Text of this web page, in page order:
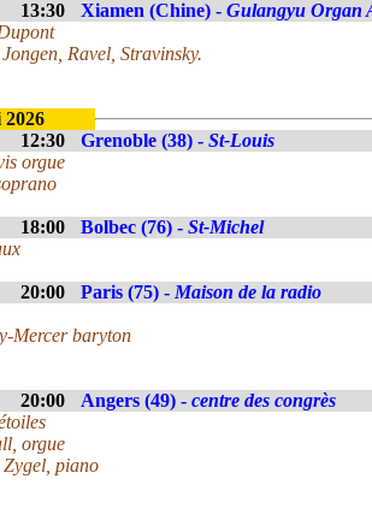
13:30 Xiamen (Chine) - Gulangyu Organ
Ravel, Stravinsky.
12:30
Grenoble (38) - St-Louis
orgue
18:00 Bolbec (76) - St-Michel
20:00 Paris (75) - Maison de la radio
Mercer baryton
20:00 Angers (49) - centre des congrès
orgue
piano